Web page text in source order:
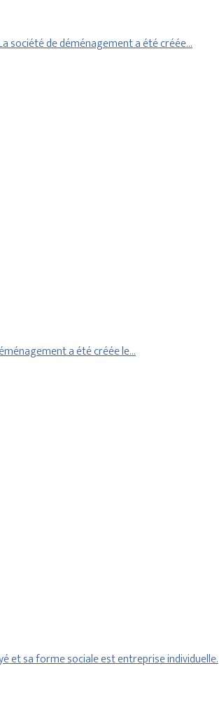
société de déménagement a été créée…
a été créée le…
et sa forme sociale est entreprise individuelle.